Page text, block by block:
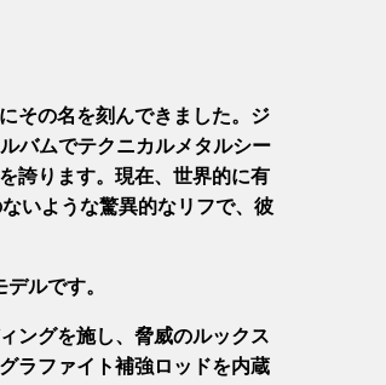
その名を刻んできました。ジ
バムでテクニカルメタルシー
誇ります。現在、世界的に有
いような驚異的なリフで、彼
ルです。
ングを施し、脅威のルックス
ラファイト補強ロッドを内蔵